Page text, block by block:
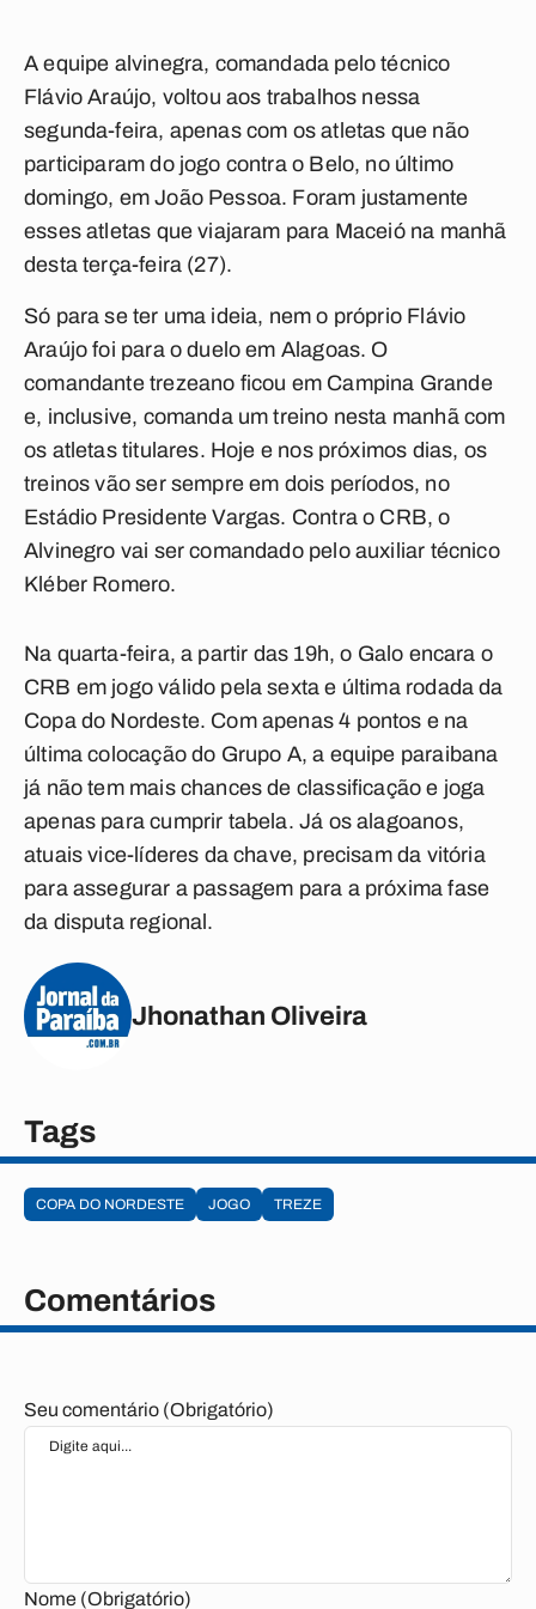
A equipe alvinegra, comandada pelo técnico
Flávio Araújo, voltou aos trabalhos nessa
segunda-feira, apenas com os atletas que não
participaram do jogo contra o Belo, no último
domingo, em João Pessoa. Foram justamente
esses atletas que viajaram para Maceió na manhã
desta terça-feira (27).
Só para se ter uma ideia, nem o próprio Flávio
Araújo foi para o duelo em Alagoas. O
comandante trezeano ficou em Campina Grande
e, inclusive, comanda um treino nesta manhã com
os atletas titulares. Hoje e nos próximos dias, os
treinos vão ser sempre em dois períodos, no
Estádio Presidente Vargas. Contra o CRB, o
Alvinegro vai ser comandado pelo auxiliar técnico
Kléber Romero.
Na quarta-feira, a partir das 19h, o Galo encara o
CRB em jogo válido pela sexta e última rodada da
Copa do Nordeste. Com apenas 4 pontos e na
última colocação do Grupo A, a equipe paraibana
já não tem mais chances de classificação e joga
apenas para cumprir tabela. Já os alagoanos,
atuais vice-líderes da chave, precisam da vitória
para assegurar a passagem para a próxima fase
da disputa regional.
Jhonathan Oliveira
Tags
COPA DO NORDESTE JOGO TREZE
Comentários
Seu comentário (Obrigatório)
Nome (Obrigatório)